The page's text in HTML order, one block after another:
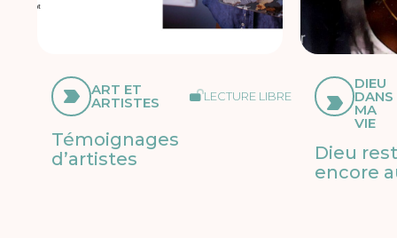
ART ET
ARTISTES LECTURE LIBRE
Témoignages
d’artistes
DIEU
DANS
MA
VIE
Dieu
encore